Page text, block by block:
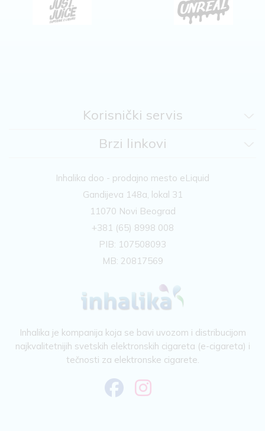
Korisnički servis
Brzi linkovi
Inhalika doo - prodajno mesto eLiquid
Gandijeva 148a, lokal 31
11070 Novi Beograd
+381 (65) 8998 008
PIB: 107508093
MB: 20817569
Inhalika je kompanija koja se bavi uvozom i distribucijom
najkvalitetnijih svetskih elektronskih cigareta (e-cigareta) i
tečnosti za elektronske cigarete.